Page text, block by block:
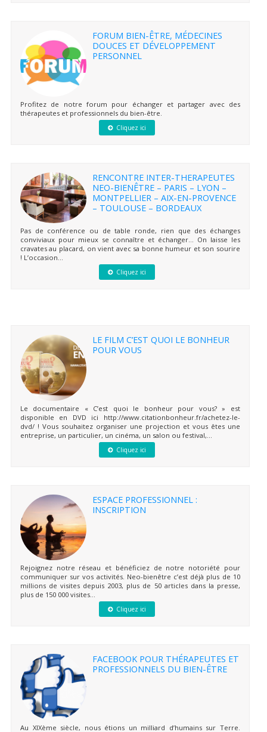
FORUM BIEN-ÊTRE, MÉDECINES
DOUCES ET DÉVELOPPEMENT
PERSONNEL
Profitez de notre forum pour échanger et partager avec des
thérapeutes et professionnels du bien-être.
Cliquez ici
RENCONTRE INTER-THERAPEUTES
NEO-BIENÊTRE – PARIS – LYON –
MONTPELLIER – AIX-EN-PROVENCE
– TOULOUSE – BORDEAUX
Pas de conférence ou de table ronde, rien que des échanges
conviviaux pour mieux se connaître et échanger… On laisse les
cravates au placard, on vient avec sa bonne humeur et son sourire
! L’occasion...
Cliquez ici
LE FILM C’EST QUOI LE BONHEUR
POUR VOUS
Le documentaire « C’est quoi le bonheur pour vous? » est
disponible en DVD ici http://www.citationbonheur.fr/achetez-le-
dvd/ ! Vous souhaitez organiser une projection et vous êtes une
entreprise, un particulier, un cinéma, un salon ou festival,...
Cliquez ici
ESPACE PROFESSIONNEL :
INSCRIPTION
Rejoignez notre réseau et bénéficiez de notre notoriété pour
communiquer sur vos activités. Neo-bienêtre c’est déjà plus de 10
millions de visites depuis 2003, plus de 50 articles dans la presse,
plus de 150 000 visites...
Cliquez ici
FACEBOOK POUR THÉRAPEUTES ET
PROFESSIONNELS DU BIEN-ÊTRE
Au XIXème siècle, nous étions un milliard d’humains sur Terre.